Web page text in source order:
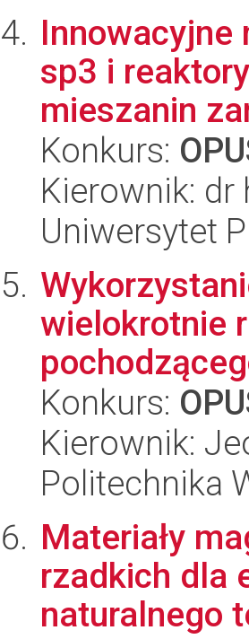
Innowacyjne
sp3 i
mieszanin
Konkurs:
Kierownik: dr
Uniwersytet
wielokrotnie
Konkurs:
Kierownik:
Politechnika
Materiały
rzadkich dla
naturalnego